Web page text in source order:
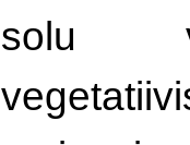
solu